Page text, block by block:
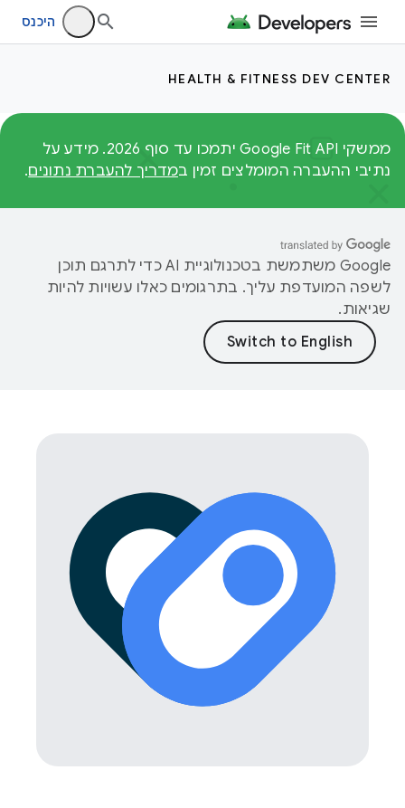
היכנס
HEALTH & FITNESS DEV CENTER
ממשקי Google Fit API יתמכו עד סוף 2026. מידע על
נתיבי ההעברה המומלצים זמין במדריך להעברת נתונים.
‫Google משתמשת בטכנולוגיית AI כדי לתרגם תוכן
לשפה המועדפת עליך. בתרגומים כאלו עשויות להיות
שגיאות.